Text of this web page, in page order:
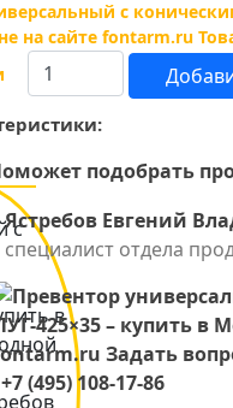
подобрать
Ястребов Евгений
специалист отдела
+7 (495) 108-17-86